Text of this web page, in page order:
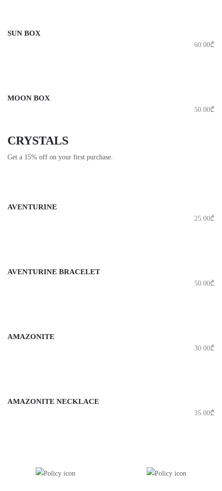
SUN BOX
60.00₾
MOON BOX
50.00₾
CRYSTALS
Get a 15% off on your first purchase.
AVENTURINE
25.00₾
AVENTURINE BRACELET
50.00₾
AMAZONITE
30.00₾
AMAZONITE NECKLACE
35.00₾